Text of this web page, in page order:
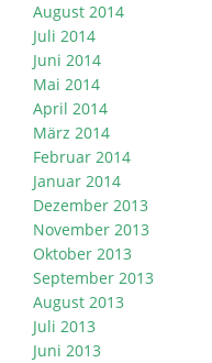
August 2014
Juli 2014
Juni 2014
Mai 2014
April 2014
März 2014
Februar 2014
Januar 2014
Dezember 2013
November 2013
Oktober 2013
September 2013
August 2013
Juli 2013
Juni 2013